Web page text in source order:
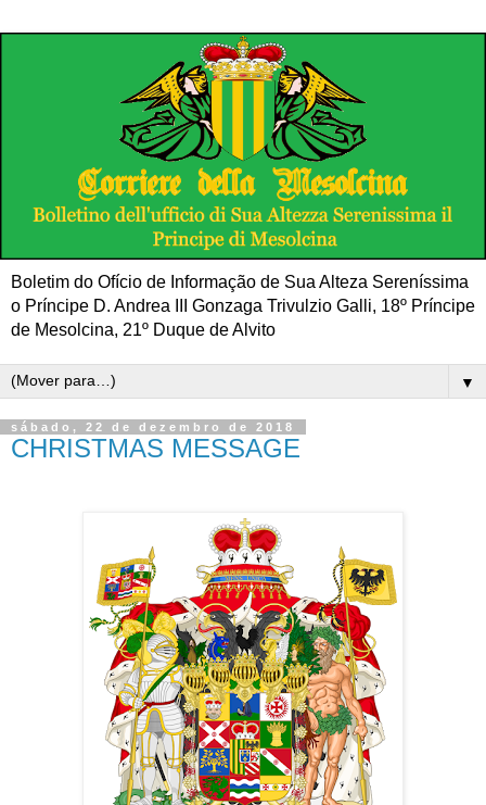
Boletim do Ofício de Informação de Sua Alteza Sereníssima
o Príncipe D. Andrea III Gonzaga Trivulzio Galli, 18º Príncipe
de Mesolcina, 21º Duque de Alvito
▼
sábado, 22 de dezembro de 2018
CHRISTMAS MESSAGE